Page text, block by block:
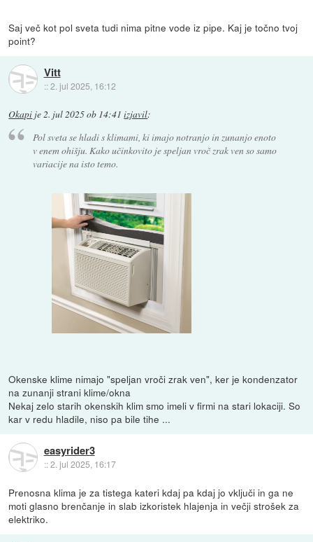
Saj več kot pol sveta tudi nima pitne vode iz pipe. Kaj je točno tvoj
point?
Vitt
::2. jul 2025, 16:12
Okapi je2. jul 2025 ob 14:41 izjavil:
Pol sveta se hladi s klimami, ki imajo notranjo in zunanjo enoto
v enem ohišju. Kako učinkovito je speljan vroč zrak ven so samo
variacije na isto temo.
Okenske klime nimajo "speljan vroči zrak ven", ker je kondenzator
na zunanji strani klime/okna
Nekaj zelo starih okenskih klim smo imeli v firmi na stari lokaciji. So
kar v redu hladile, niso pa bile tihe ...
easyrider3
::2. jul 2025, 16:17
Prenosna klima je za tistega kateri kdaj pa kdaj jo vključi in ga ne
moti glasno brenčanje in slab izkoristek hlajenja in večji strošek za
elektriko.